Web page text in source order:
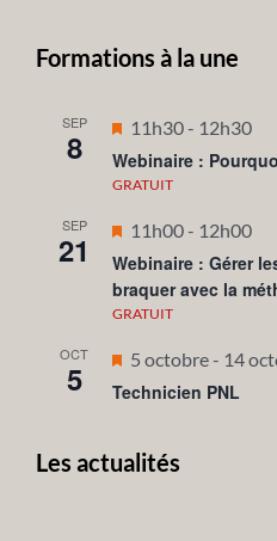
Formations à la une
SEP
8
Mis
en
avant
11h30- 12h30
Webinaire :
GRATUIT
SEP
21
Mis
en
avant
11h00- 12h00
Webinaire : Gérer
braquer avec la
GRATUIT
OCT
5
Mis
en
5 octobre- 14
Technicien PNL
Les actualités